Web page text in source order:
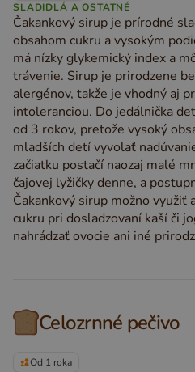
SLADIDLÁ A OSTATNÉ
Čakankový sirup je prírodné
obsahom cukru a vysokým
má nízky glykemický index a
trávenie. Sirup je prirodzene
alergénov, takže je vhodný aj
intoleranciou. Do jedálnička
od 3 rokov, pretože vysoký
mladších detí vyvolať
začiatku postačí naozaj malé
čajovej lyžičky denne, a
Čakankový sirup možno využiť
cukru pri dosladzovaní kaší či
nahrádzať ovocie ani iné
Celozrnné pečivo
Od 1 roka